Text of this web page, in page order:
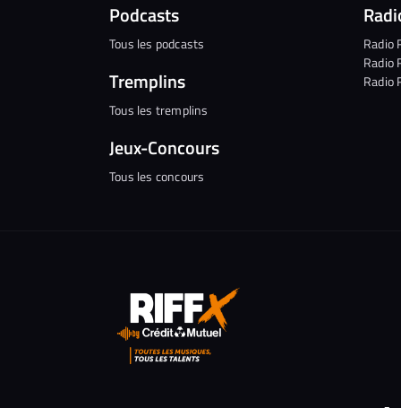
Podcasts
Tous les podcasts
Tremplins
Tous les tremplins
Jeux-Concours
Tous les concours
Radio
Radio
Radio